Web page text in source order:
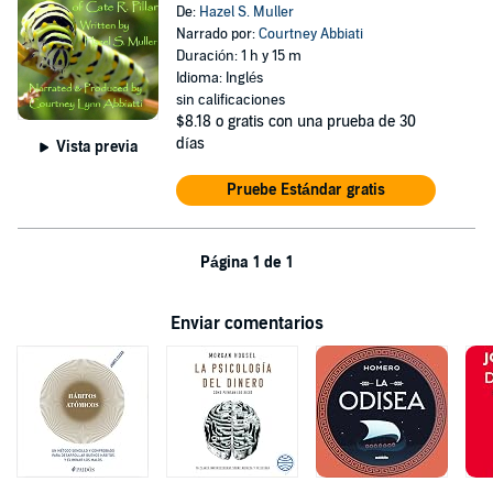
Vista previa
De: Hazel S. Muller
Narrado por:Courtney Abbiati
Duración: 1 h y 15 m
Idioma: Inglés
sin calificaciones
$8.18 o gratis con una prueba de 30
días
Pruebe Estándar gratis
Página 1 de 1
Enviar comentarios